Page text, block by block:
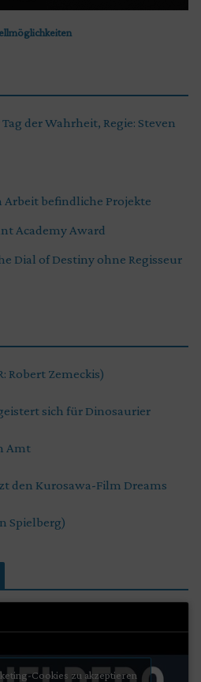
der Wahrheit, Regie: Steven
Arbeit befindliche Projekte
Academy Award
Dial of Destiny ohne Regisseur
Robert Zemeckis)
sich für Dinosaurier
Amt
den Kurosawa-Film Dreams
Spielberg)
Cookies zu akzeptieren